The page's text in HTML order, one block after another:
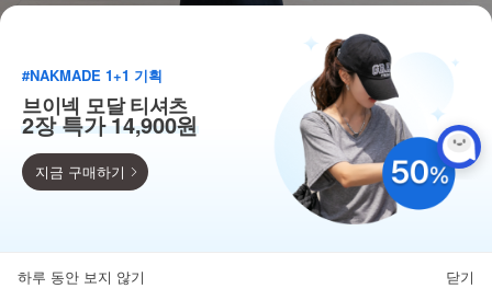
득템찬스
#NAKMADE 1+1 기획
브이넥 모달 티셔츠
2장 특가 14,900원
지금 구매하기
하루 동안 보지 않기 닫기
뒤로가기 카테고리 마이페이지